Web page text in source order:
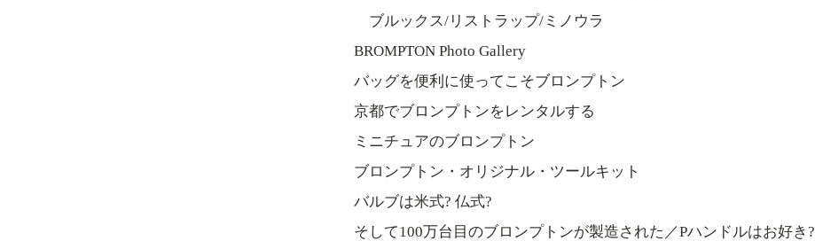
ブルックス/リストラップ/ミノウラ
BROMPTON Photo Gallery
バッグを便利に使ってこそブロンプトン
京都でブロンプトンをレンタルする
ミニチュアのブロンプトン
ブロンプトン・オリジナル・ツールキット
バルブは米式? 仏式?
そして100万台目のブロンプトンが製造された／Pハンドルはお好き?